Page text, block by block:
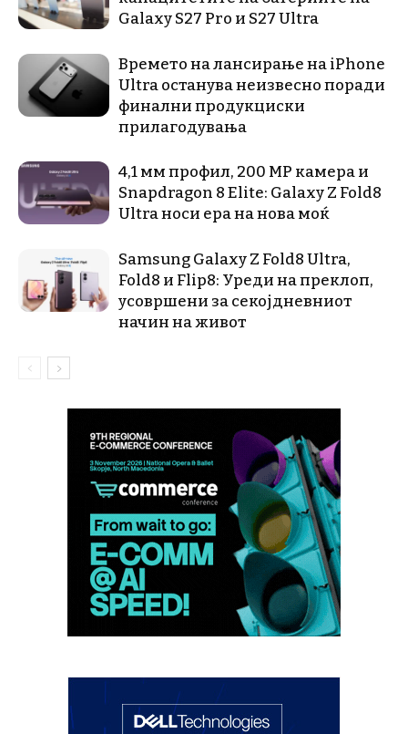
Galaxy S27 Pro и S27 Ultra
Времето на лансирање на iPhone
Ultra останува неизвесно поради
финални продукциски
прилагодувања
4,1 мм профил, 200 MP камера и
Snapdragon 8 Elite: Galaxy Z Fold8
Ultra носи ера на нова моќ
Samsung Galaxy Z Fold8 Ultra,
Fold8 и Flip8: Уреди на преклоп,
усовршени за секојдневниот
начин на живот